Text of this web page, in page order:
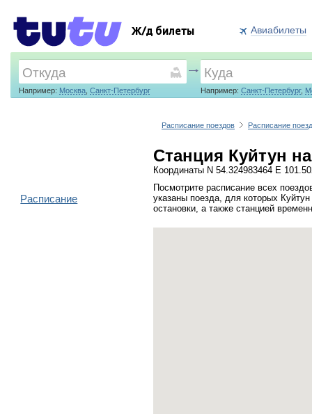
Ж/д билеты Авиабилеты
Например: Москва, Санкт-Петербург Например: Санкт-Петербург,
Расписание поездов Расписание
Станция Куйтун
Координаты N 54.324983464 E
Посмотрите расписание всех
указаны поезда, для которых
остановки, а также станцией
Расписание